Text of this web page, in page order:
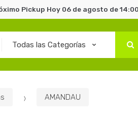
Pickup Hoy 06 de agosto de
AMANDAU